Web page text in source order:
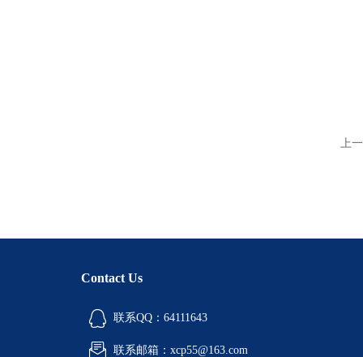
上
Contact Us
联系QQ：64111643
联系邮箱：xcp55@163.com